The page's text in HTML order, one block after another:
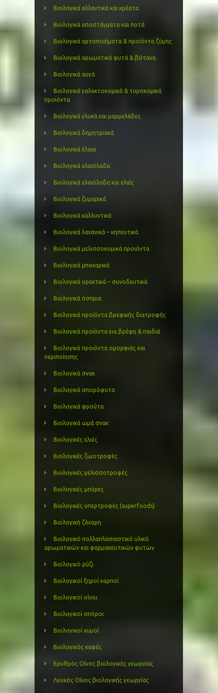
Βιολογικά αλλαντικά και κρέατα
Βιολογικά αποστάγματα και ποτά
Βιολογικά αρτοποιήματα & προϊόντα ζύμης
Βιολογικά αρωματικά φυτά & βότανα
Βιολογικά αυγά
Βιολογικά γαλακτοκομικά & τυροκομικά
προϊόντα
Βιολογικά γλυκά και μαρμελάδες
Βιολογικά δημητριακά
Βιολογικά έλαια
Βιολογικά ελαιόλαδα
Βιολογικά ελαιόλαδα και ελιές
Βιολογικά ζυμαρικά
Βιολογικά καλλυντικά
Βιολογικά λαχανικά – κηπευτικά
Βιολογικά μελισσοκομικά προιόντα
Βιολογικά μπαχαρικά
Βιολογικά ορεκτικά – συνοδευτικά
Βιολογικά όσπρια
Βιολογικά προϊόντα βρεφικής διατροφής
Βιολογικά προϊόντα για βρέφη & παιδιά
Βιολογικά προιόντα ομορφιάς και
περιποίησης
Βιολογικά σνακ
Βιολογικά σπορόφυτα
Βιολογικά φρούτα
Βιολογικά ωμά σνακ
Βιολογικές ελιές
Βιολογικές ζωοτροφές
Βιολογικές μελισσοτροφές
Βιολογικές μπύρες
Βιολογικές υπερτροφές (superfoods)
Βιολογική ζάχαρη
Βιολογικό πολλαπλασιαστικό υλικό
αρωματικών και φαρμακευτικών φυτών
Βιολογικό ρύζι
Βιολογικοί ξηροί καρποί
Βιολογικοί οίνοι
Βιολογικοί σπόροι
Βιολογικοί χυμοί
Βιολογικός καφές
Ερυθρός Οίνος βιολογικής γεωργίας
Λευκός Οίνος βιολογικής γεωργίας